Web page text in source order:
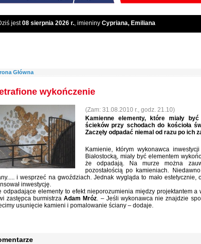
jest08 sierpnia 2026 r., imieniny Cypriana, Emiliana
Główna
wykończenie
(Zam: 31.08.2010 r., godz. 21.10)
Kamienne elementy, które miały
ścieków przy schodach do kościoła
Zaczęły odpadać niemal od razu po ich
Kamienie, którym wykonawca
Białostocką, miały być elementem
że odpadają. Na murze można
pozostałością po kamieniach.
i wesprzeć na gwoździach. Jednak wygląda to mało
inwestycję.
odpadające elementy to efekt nieporozumienia między projektantem a
zastępca burmistrzaAdam Mróz. – Jeśli wykonawca nie znajdzie
usunięcie kamieni i pomalowanie ściany – dodaje.